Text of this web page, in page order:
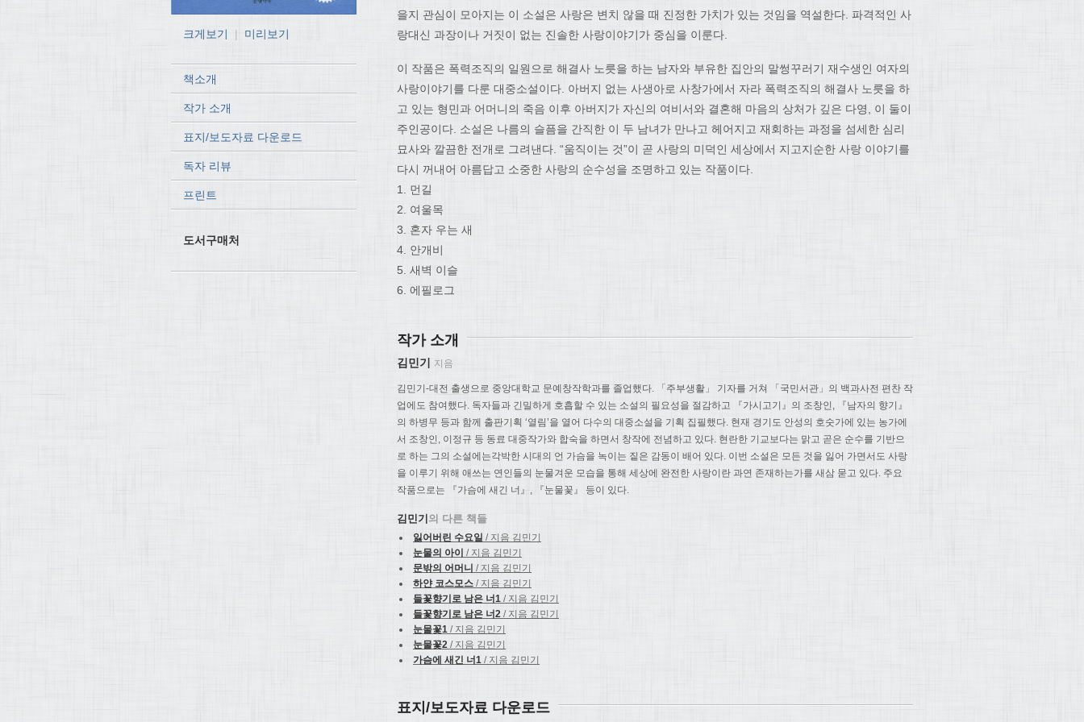
크게보기 | 미리보기
책소개
작가 소개
표지/보도자료 다운로드
독자 리뷰
프린트
도서구매처
을지 관심이 모아지는 이 소설은 사랑은 변치 않을 때 진정한 가치가 있는 것임을 역설한다. 파격적인 사
랑대신 과장이나 거짓이 없는 진솔한 사랑이야기가 중심을 이룬다.
이 작품은 폭력조직의 일원으로 해결사 노릇을 하는 남자와 부유한 집안의 말썽꾸러기 재수생인 여자의
사랑이야기를 다룬 대중소설이다. 아버지 없는 사생아로 사창가에서 자라 폭력조직의 해결사 노릇을 하
고 있는 형민과 어머니의 죽음 이후 아버지가 자신의 여비서와 결혼해 마음의 상처가 깊은 다영, 이 둘이
주인공이다. 소설은 나름의 슬픔을 간직한 이 두 남녀가 만나고 헤어지고 재회하는 과정을 섬세한 심리
묘사와 깔끔한 전개로 그려낸다. “움직이는 것”이 곧 사랑의 미덕인 세상에서 지고지순한 사랑 이야기를
다시 꺼내어 아름답고 소중한 사랑의 순수성을 조명하고 있는 작품이다.
1. 먼길
2. 여울목
3. 혼자 우는 새
4. 안개비
5. 새벽 이슬
6. 에필로그
작가 소개
김민기 지음
김민기-대전 출생으로 중앙대학교 문예창작학과를 졸업했다. 「주부생활」 기자를 거쳐 「국민서관」의 백과사전 편찬 작
업에도 참여했다. 독자들과 긴밀하게 호흡할 수 있는 소설의 필요성을 절감하고 『가시고기』의 조창인, 『남자의 향기』
의 하병무 등과 함께 출판기획 ‘열림’을 열어 다수의 대중소설을 기획 집필했다. 현재 경기도 안성의 호숫가에 있는 농가에
서 조창인, 이정규 등 동료 대중작가와 합숙을 하면서 창작에 전념하고 있다. 현란한 기교보다는 맑고 곧은 순수를 기반으
로 하는 그의 소설에는각박한 시대의 언 가슴을 녹이는 짙은 감동이 배어 있다. 이번 소설은 모든 것을 잃어 가면서도 사랑
을 이루기 위해 애쓰는 연인들의 눈물겨운 모습을 통해 세상에 완전한 사랑이란 과연 존재하는가를 새삼 묻고 있다. 주요
작품으로는 『가슴에 새긴 너』, 『눈물꽃』 등이 있다.
김민기 의 다른 책들
잃어버린 수요일 / 지음 김민기
눈물의 아이 / 지음 김민기
문밖의 어머니 / 지음 김민기
하얀 코스모스 / 지음 김민기
들꽃향기로 남은 너1 / 지음 김민기
들꽃향기로 남은 너2 / 지음 김민기
눈물꽃1 / 지음 김민기
눈물꽃2 / 지음 김민기
가슴에 새긴 너1 / 지음 김민기
표지/보도자료 다운로드